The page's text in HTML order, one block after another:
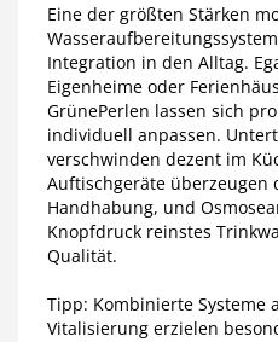
Eine der größten Stärken
Integration in den Alltag.
Eigenheime oder
GrünePerlen lassen sich
individuell anpassen.
verschwinden dezent im
Auftischgeräte überzeugen
Handhabung, und
Knopfdruck reinstes
Qualität.
Tipp: Kombinierte Systeme
Vitalisierung erzielen